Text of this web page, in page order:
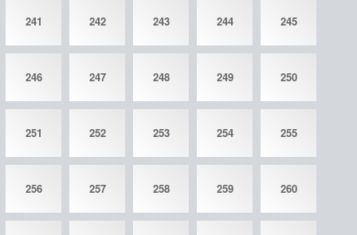
241 242 243 244 245
246 247 248 249 250
251 252 253 254 255
256 257 258 259 260